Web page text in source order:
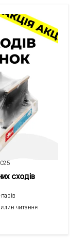
сходів
читання